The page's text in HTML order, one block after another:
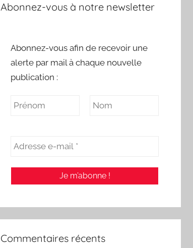
Abonnez-vous à notre newsletter
Abonnez-vous afin de recevoir une
alerte par mail à chaque nouvelle
publication :
Commentaires récents